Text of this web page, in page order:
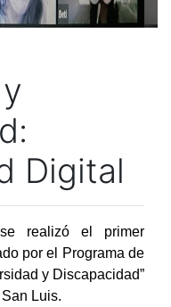
Digital
realizó el primer
por el Programa de
y Discapacidad”
Luis.